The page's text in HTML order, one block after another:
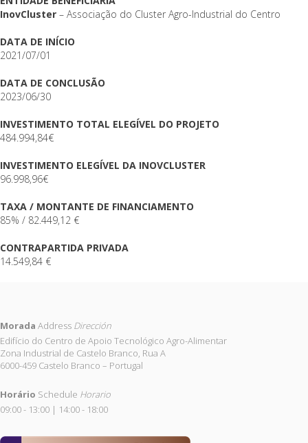
InovCluster – Associação do Cluster Agro-Industrial do Centro
DATA DE INÍCIO
2021/07/01
DATA DE CONCLUSÃO
2023/06/30
INVESTIMENTO TOTAL ELEGÍVEL DO PROJETO
484.994,84€
INVESTIMENTO ELEGÍVEL DA INOVCLUSTER
96.998,96€
TAXA / MONTANTE DE FINANCIAMENTO
85% / 82.449,12 €
CONTRAPARTIDA PRIVADA
14.549,84 €
Morada Address Dirección
Edifício do Centro de Apoio Tecnológico Agro-Alimentar
Zona Industrial de Castelo Branco, Rua A
6000-459 Castelo Branco – Portugal
Horário Schedule Horario
09:00 - 13:00 | 14:00 - 18:00